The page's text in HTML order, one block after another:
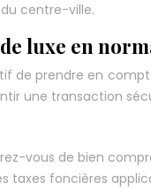
centre-ville.
luxe en
de prendre en
une transaction
vous de bien
taxes foncières